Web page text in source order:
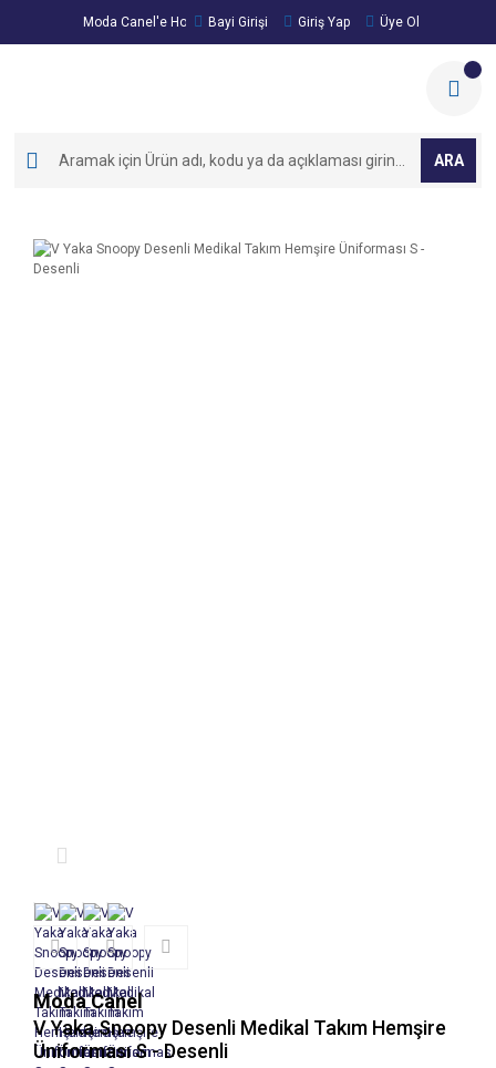
Moda Canel'e Hoşgeldiniz!
Bayi Girişi Giriş Yap Üye Ol
ARA
Moda Canel
V Yaka Snoopy Desenli Medikal Takım Hemşire
Üniforması S - Desenli